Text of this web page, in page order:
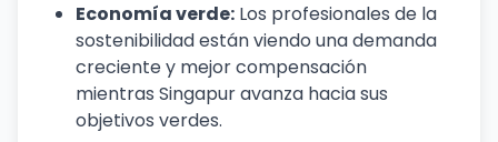
Economía verde: Los profesionales de la
sostenibilidad están viendo una demanda
creciente y mejor compensación
mientras Singapur avanza hacia sus
objetivos verdes.